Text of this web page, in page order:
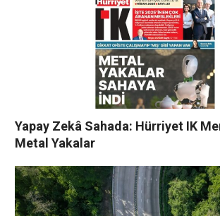
Yapay Zekâ Sahada: Hürriyet IK
Metal Yakalar